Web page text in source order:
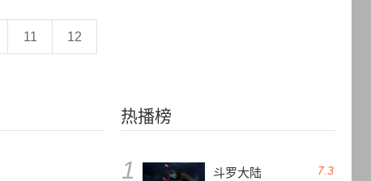
11 12
热播榜
7.3
1 斗罗大陆